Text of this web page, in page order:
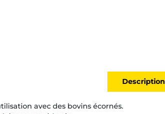
Description
avec des bovins écornés.